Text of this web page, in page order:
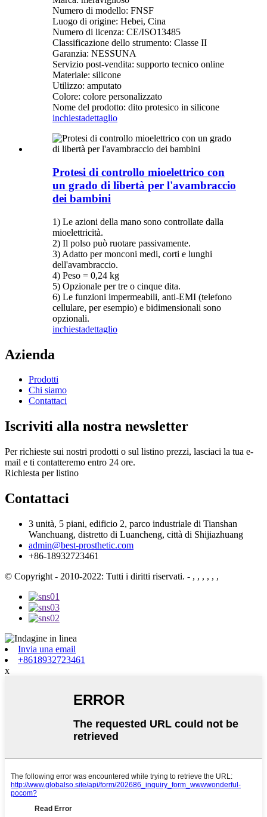
Numero di modello: FNSF
Luogo di origine: Hebei, Cina
Numero di licenza: CE/ISO13485
Classificazione dello strumento: Classe II
Garanzia: NESSUNA
Servizio post-vendita: supporto tecnico online
Materiale: silicone
Utilizzo: amputato
Colore: colore personalizzato
Nome del prodotto: dito protesico in silicone
inchiestadettaglio
Protesi di controllo mioelettrico con
un grado di libertà per l'avambraccio
dei bambini
1) Le azioni della mano sono controllate dalla
mioelettricità.
2) Il polso può ruotare passivamente.
3) Adatto per monconi medi, corti e lunghi
dell'avambraccio.
4) Peso = 0,24 kg
5) Opzionale per tre o cinque dita.
6) Le funzioni impermeabili, anti-EMI (telefono
cellulare, per esempio) e bidimensionali sono
opzionali.
inchiestadettaglio
Azienda
Prodotti
Chi siamo
Contattaci
Iscriviti alla nostra newsletter
Per richieste sui nostri prodotti o sul listino prezzi, lasciaci la tua e-
mail e ti contatteremo entro 24 ore.
Richiesta per listino
Contattaci
3 unità, 5 piani, edificio 2, parco industriale di Tianshan
Wanchuang, distretto di Luancheng, città di Shijiazhuang
admin@best-prosthetic.com
+86-18932723461
© Copyright - 2010-2022: Tutti i diritti riservati. - , , , , , ,
Invia una email
+8618932723461
x